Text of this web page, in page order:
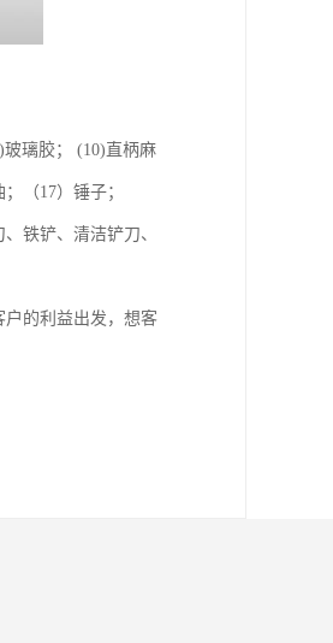
璃胶； (10)直柄麻
（17）锤子；
铁铲、清洁铲刀、
的利益出发，想客